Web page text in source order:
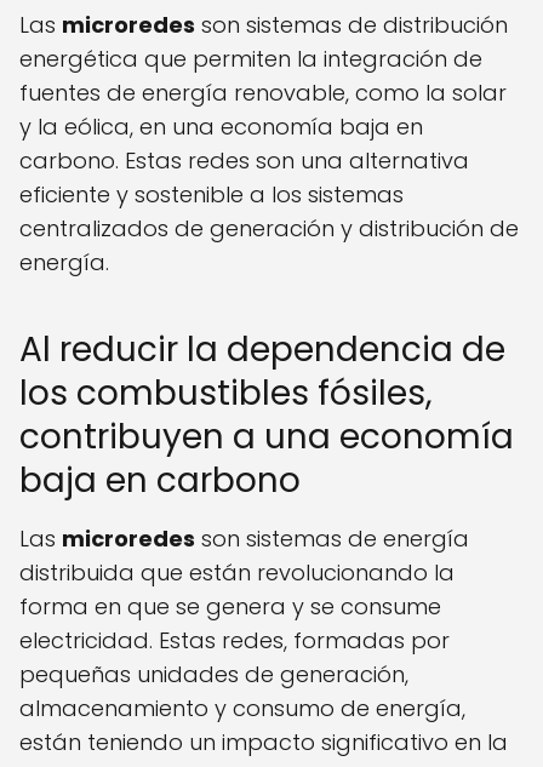
Las microredes son sistemas de distribución
energética que permiten la integración de
fuentes de energía renovable, como la solar
y la eólica, en una economía baja en
carbono. Estas redes son una alternativa
eficiente y sostenible a los sistemas
centralizados de generación y distribución de
energía.
Al reducir la dependencia de
los combustibles fósiles,
contribuyen a una economía
baja en carbono
Las microredes son sistemas de energía
distribuida que están revolucionando la
forma en que se genera y se consume
electricidad. Estas redes, formadas por
pequeñas unidades de generación,
almacenamiento y consumo de energía,
están teniendo un impacto significativo en la